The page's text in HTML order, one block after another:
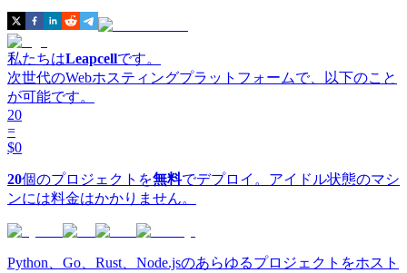
私たちはLeapcellです。
次世代のWebホスティングプラットフォームで、以下のこと
が可能です。
20
=
$0
20個のプロジェクトを無料でデプロイ。アイドル状態のマシ
ンには料金はかかりません。
Python、Go、Rust、Node.jsのあらゆるプロジェクトをホスト